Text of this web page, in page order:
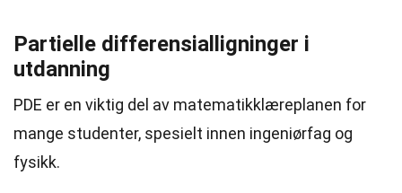
Partielle differensialligninger i
utdanning
PDE er en viktig del av matematikklæreplanen for
mange studenter, spesielt innen ingeniørfag og
fysikk.